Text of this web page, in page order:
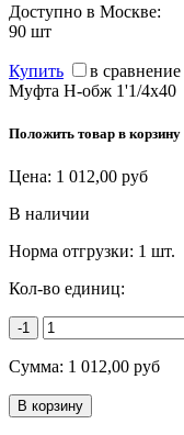
Доступно в Москве:
90 шт
Купить в сравнение
Муфта Н-обж 1'1/4х40
Положить товар в корзину
Цена: 1 012,00 руб
В наличии
Норма отгрузки: 1 шт.
Кол-во единиц:
-1
Сумма: 1 012,00 руб